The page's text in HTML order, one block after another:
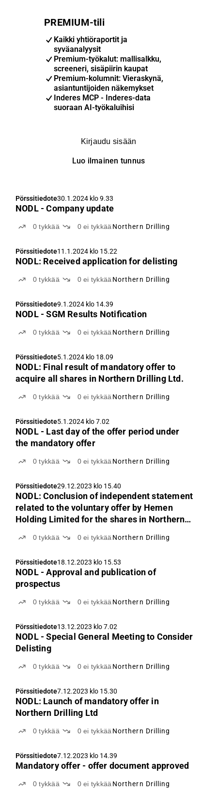
PREMIUM-tili
Kaikki yhtiöraportit ja
syväanalyysit
Premium-työkalut: mallisalkku,
screeneri, sisäpiirin kaupat
Premium-kolumnit: Vieraskynä,
asiantuntijoiden näkemykset
Inderes MCP - Inderes-data
suoraan AI-työkaluihisi
Kirjaudu sisään
Luo ilmainen tunnus
Pörssitiedote30.1.2024 klo 9.33
NODL - Company update
0tykkää 0ei tykkää Northern Drilling
Pörssitiedote11.1.2024 klo 15.22
NODL: Received application for delisting
0tykkää 0ei tykkää Northern Drilling
Pörssitiedote9.1.2024 klo 14.39
NODL - SGM Results Notification
0tykkää 0ei tykkää Northern Drilling
Pörssitiedote5.1.2024 klo 18.09
NODL: Final result of mandatory offer to
acquire all shares in Northern Drilling Ltd.
0tykkää 0ei tykkää Northern Drilling
Pörssitiedote5.1.2024 klo 7.02
NODL - Last day of the offer period under
the mandatory offer
0tykkää 0ei tykkää Northern Drilling
Pörssitiedote29.12.2023 klo 15.40
NODL: Conclusion of independent statement
related to the voluntary offer by Hemen
Holding Limited for the shares in Northern
0tykkää 0ei tykkää Northern Drilling
Pörssitiedote18.12.2023 klo 15.53
NODL - Approval and publication of
prospectus
0tykkää 0ei tykkää Northern Drilling
Pörssitiedote13.12.2023 klo 7.02
NODL - Special General Meeting to Consider
Delisting
0tykkää 0ei tykkää Northern Drilling
Pörssitiedote7.12.2023 klo 15.30
NODL: Launch of mandatory offer in
Northern Drilling Ltd
0tykkää 0ei tykkää Northern Drilling
Pörssitiedote7.12.2023 klo 14.39
Mandatory offer - offer document approved
0tykkää 0ei tykkää Northern Drilling